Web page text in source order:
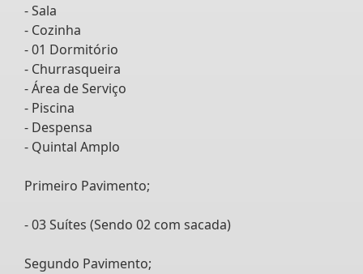
- Sala
- Cozinha
- 01 Dormitório
- Churrasqueira
- Área de Serviço
- Piscina
- Despensa
- Quintal Amplo
Primeiro Pavimento;
- 03 Suítes (Sendo 02 com sacada)
Segundo Pavimento;